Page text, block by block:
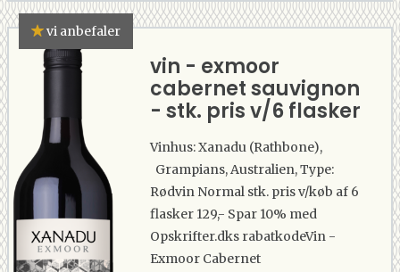
vi anbefaler
vin - exmoor
cabernet sauvignon
- stk. pris v/6 flasker
Vinhus: Xanadu (Rathbone),
Grampians, Australien, Type:
Rødvin Normal stk. pris v/køb af 6
flasker 129,- Spar 10% med
Opskrifter.dks rabatkode Vin -
Exmoor Cabernet